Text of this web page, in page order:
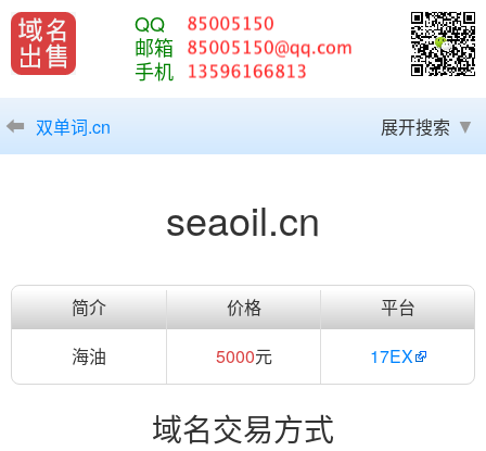
QQ
邮箱
手机
双单词.cn 展开搜索
seaoil.cn
简介 价格
平台
海油
5000元 17EX
域名交易方式